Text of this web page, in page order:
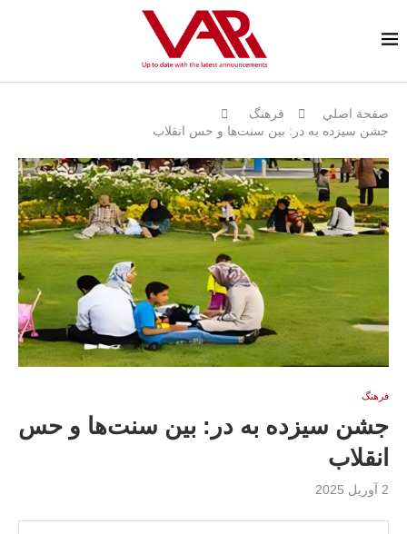
صفحة اصلي
فرهنگ
جشن سیزده به در: بین سنت‌ها و حس انقلاب
فرهنگ
جشن سیزده به در: بین سنت‌ها و حس
انقلاب
2 آوریل 2025